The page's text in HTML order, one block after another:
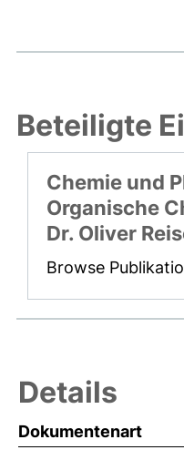
Beteiligte
Chemie und
Organische
Dr. Oliver
Browse
Details
Dokumentenart